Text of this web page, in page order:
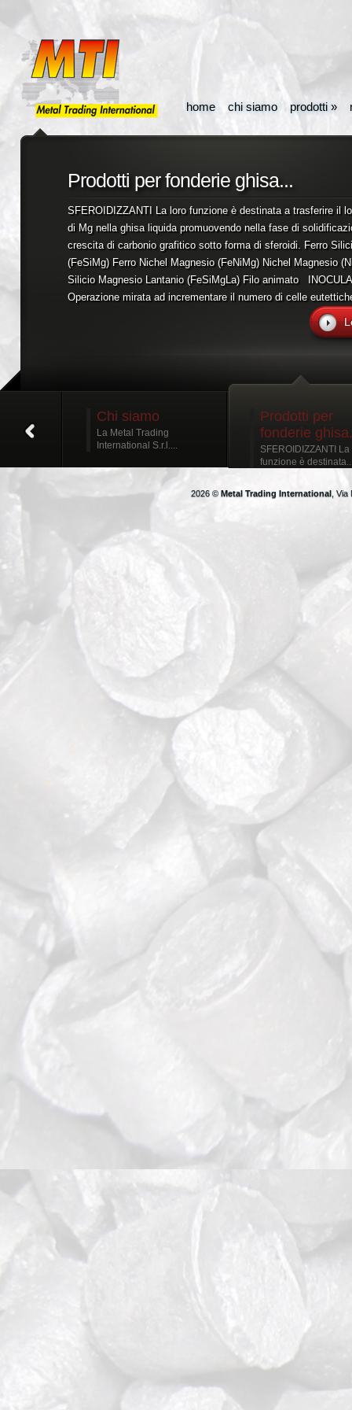
home chi siamo prodotti »
Prodotti per fonderie ghisa...
SFEROIDIZZANTI La loro funzione è destinata a trasferire il
di Mg nella ghisa liquida promuovendo nella fase di
crescita di carbonio grafitico sotto forma di sferoidi. Ferro
(FeSiMg) Ferro Nichel Magnesio (FeNiMg) Nichel Magnesio
Silicio Magnesio Lantanio (FeSiMgLa) Filo animato
Operazione mirata ad incrementare il numero di celle
Chi siamo
La Metal Trading
International S.r.l....
Prodotti per
fonderie
SFEROIDIZZANTI
funzione è
2026 © Metal Trading International ,